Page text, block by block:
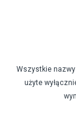
Wszystkie
użyte